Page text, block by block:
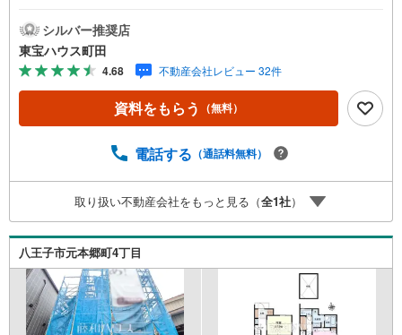
を知り、理解することから始めます。お客様のお話をきち
んとお聞きし、しっかり話し合う「心」のコミュニケーシ
ョンが大切になります。だからこそ、それぞれのお客様に
ベストな「住まい」をご提案をすることができるのです。
インターネット予約で当日見学が可能！（1）［室内・現地
を見学する］をクリック（2）本日～4日以内をご希望の方
【主要不動産流通各社の2025年度中間期の売買仲介実績に
くさんのお客様からのお言葉に感謝してこれからも楽しく
素敵なお家探しをお約束します。お家探しを始めてみよう
と思われたらまずは、お気軽に東宝ハウス町田に相談して
みませんか？スタッフ一同お客様のお問合せをお待ちして
おります。
シルバー推奨店
東宝ハウス町田
4.68 不動産会社レビュー 32件
資料をもらう （無料）
電話する （通話料無料）
取り扱い不動産会社をもっと見る（全1社）
八王子市元本郷町4丁目